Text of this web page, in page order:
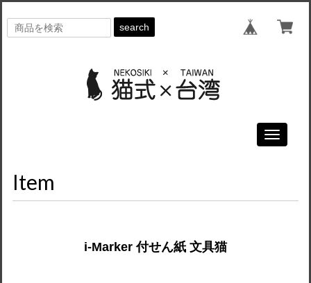
search
Toggle
Item
i-Marker 付せん紙 文具猫